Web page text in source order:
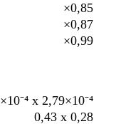
×0,85
×0,87
×0,99
x 2,79×10⁻⁴
0,43 x 0,28